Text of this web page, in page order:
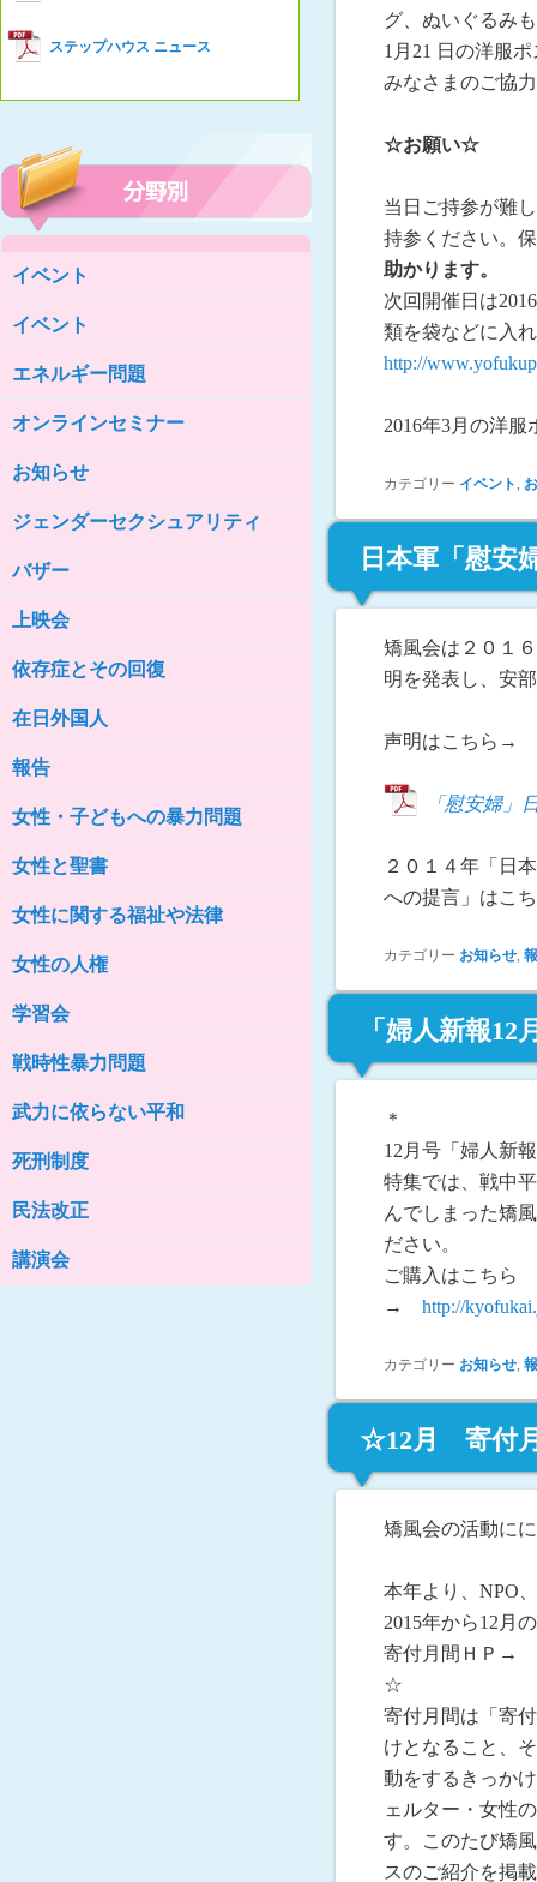
グ、ぬいぐるみ
1月21 日の洋服
みなさまのご協
☆お願い☆
当日ご持参が難
持参ください。
助かります。
次回開催日は
類を袋などに入
http://
2016年3月の洋
カテゴリー イベント,
日本軍「慰安
矯風会は２０１
明を発表し、安
声明はこちら→
「慰安婦」
２０１４年「日
への提言」は
カテゴリー お知らせ,
「婦人新報
＊
12月号「婦人新
特集では、戦中
んでしまった矯
ださい。
ご購入はこちら
→ http://
カテゴリー お知らせ,
☆12月 寄付
矯風会の活動に
本年より、NPO
2015年から12月
寄付月間ＨＰ→
☆
寄付月間は「寄
けとなること、
動をするきっか
ェルター・女性
す。このたび矯
スのご紹介を掲
女性の家HELP ネットワークニュー
ス No.89
女性の家HELP ネットワークニュー
ス No.87
女性の家HELP ネットワークニュー
女性の家HELP ネットワークニュー
ス No.85
女性の家HELP ネットワークニュー
ス No.82
女性の家HELP ネットワークニュー
ス No.81
女性の家HELP ネットワークニュー
女性の家HELP ネットワークニュー
ス No.78
ス No.77
女性の家HELP ネットワークニュー
ス No.76
ステップハウス ニュース
イベント
イベント
エネルギー問題
オンラインセミナー
お知らせ
ジェンダーセクシュアリティ
バザー
上映会
依存症とその回復
在日外国人
報告
女性・子どもへの暴力問題
女性と聖書
女性に関する福祉や法律
女性の人権
学習会
戦時性暴力問題
武力に依らない平和
死刑制度
民法改正
講演会